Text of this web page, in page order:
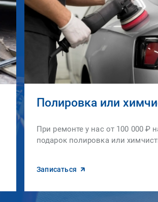
Полировка или
При ремонте у нас от 100 000 ₽
подарок полировка или
Записаться